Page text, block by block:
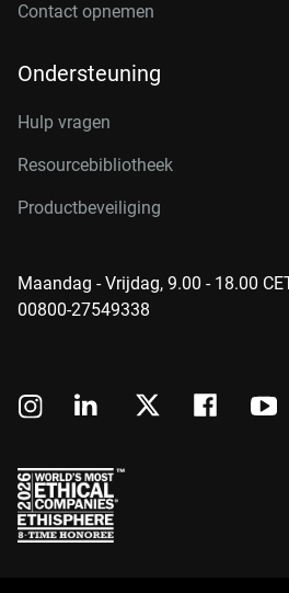
Contact opnemen
Ondersteuning
Hulp vragen
Resourcebibliotheek
Productbeveiliging
Maandag - Vrijdag, 9.00 - 18.00
00800-27549338